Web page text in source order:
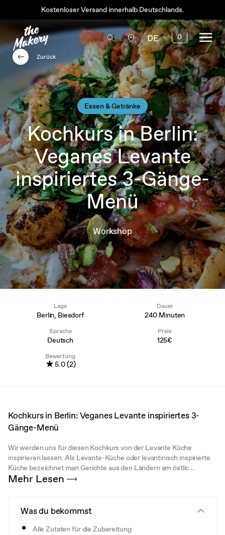
Kostenloser Versand innerhalb Deutschlands.
DE 0
Essen & Getränke
Kochkurs in Berlin:
Veganes Levante
inspiriertes 3-Gänge-
Menü
Workshop
Zurück
Lage
Berlin, Biesdorf
Dauer
240 Minuten
Sprache
Deutsch
Preis
125€
Bewertung
★5.0 (2)
Kochkurs in Berlin: Veganes Levante inspiriertes 3-
Gänge-Menü
Wir werden uns für diesen Kochkurs von der Levante Küche
inspirieren lassen. Als Levante-Küche oder levantinisch inspirierte
Küche bezeichnet man Gerichte aus den Ländern am östlic...
Mehr Lesen
Was du bekommst
Alle Zutaten für die Zubereitung